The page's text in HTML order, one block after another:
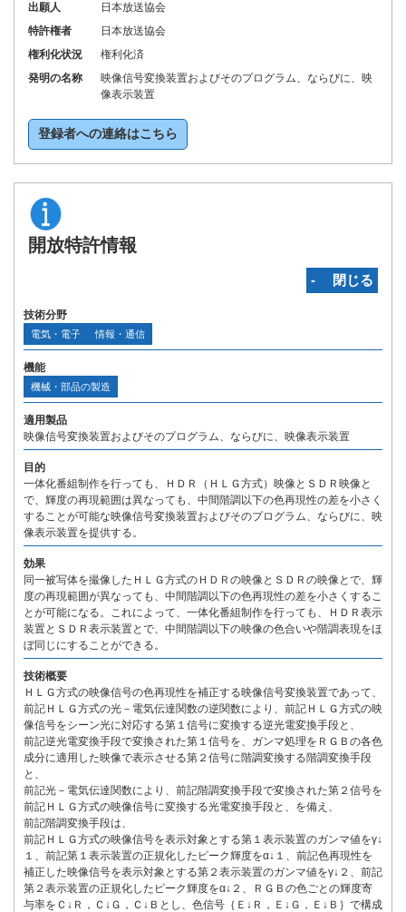
出願人
日本放送協会
特許権者
日本放送協会
権利化状況
権利化済
発明の名称
映像信号変換装置およびそのプログラム、ならびに、映
像表示装置
登録者への連絡はこちら
開放特許情報
‐ 閉じる
技術分野
電気・電子 情報・通信
機能
機械・部品の製造
適用製品
映像信号変換装置およびそのプログラム、ならびに、映像表示装置
目的
一体化番組制作を行っても、ＨＤＲ（ＨＬＧ方式）映像とＳＤＲ映像と
で、輝度の再現範囲は異なっても、中間階調以下の色再現性の差を小さく
することが可能な映像信号変換装置およびそのプログラム、ならびに、映
像表示装置を提供する。
効果
同一被写体を撮像したＨＬＧ方式のＨＤＲの映像とＳＤＲの映像とで、輝
度の再現範囲が異なっても、中間階調以下の色再現性の差を小さくするこ
とが可能になる。これによって、一体化番組制作を行っても、ＨＤＲ表示
装置とＳＤＲ表示装置とで、中間階調以下の映像の色合いや階調表現をほ
ぼ同じにすることができる。
技術概要
ＨＬＧ方式の映像信号の色再現性を補正する映像信号変換装置であって、
前記ＨＬＧ方式の光－電気伝達関数の逆関数により、前記ＨＬＧ方式の映
像信号をシーン光に対応する第１信号に変換する逆光電変換手段と、
前記逆光電変換手段で変換された第１信号を、ガンマ処理をＲＧＢの各色
成分に適用した映像で表示させる第２信号に階調変換する階調変換手段
と、
前記光－電気伝達関数により、前記階調変換手段で変換された第２信号を
前記ＨＬＧ方式の映像信号に変換する光電変換手段と、を備え、
前記階調変換手段は、
前記ＨＬＧ方式の映像信号を表示対象とする第１表示装置のガンマ値をγ↓
１、前記第１表示装置の正規化したピーク輝度をα↓１、前記色再現性を
補正した映像信号を表示対象とする第２表示装置のガンマ値をγ↓２、前記
第２表示装置の正規化したピーク輝度をα↓２、ＲＧＢの色ごとの輝度寄
与率をＣ↓Ｒ，Ｃ↓Ｇ，Ｃ↓Ｂとし、色信号｛Ｅ↓Ｒ，Ｅ↓Ｇ，Ｅ↓Ｂ｝で構成